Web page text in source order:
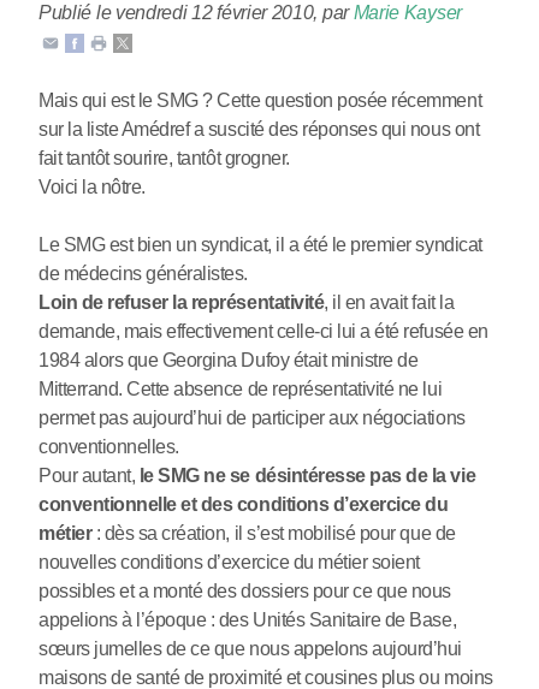
Publié le vendredi 12 février 2010, parMarie Kayser
Mais qui est le SMG ? Cette question posée récemment
sur la liste Amédref a suscité des réponses qui nous ont
fait tantôt sourire, tantôt grogner.
Voici la nôtre.
Le SMG est bien un syndicat, il a été le premier syndicat
de médecins généralistes.
Loin de refuser la représentativité, il en avait fait la
demande, mais effectivement celle-ci lui a été refusée en
1984 alors que Georgina Dufoy était ministre de
Mitterrand. Cette absence de représentativité ne lui
permet pas aujourd’hui de participer aux négociations
conventionnelles.
Pour autant, le SMG ne se désintéresse pas de la vie
conventionnelle et des conditions d’exercice du
métier: dès sa création, il s’est mobilisé pour que de
nouvelles conditions d’exercice du métier soient
possibles et a monté des dossiers pour ce que nous
appelions à l’époque : des Unités Sanitaire de Base,
sœurs jumelles de ce que nous appelons aujourd’hui
maisons de santé de proximité et cousines plus ou moins